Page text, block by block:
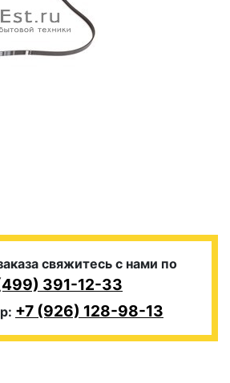
свяжитесь с нами по
391-12-33
+7 (926) 128-98-13